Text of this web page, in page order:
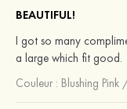
BEAUTIFUL!
I got so many
a large which fit good.
Couleur : Blushing Pink